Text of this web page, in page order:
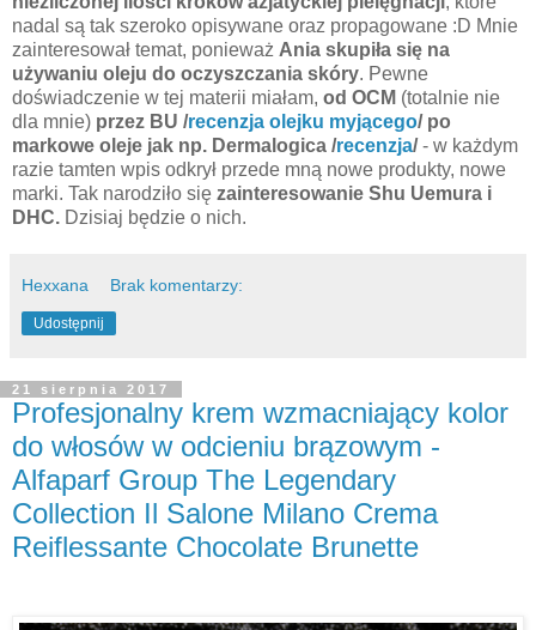
nadal są tak szeroko opisywane oraz propagowane :D Mnie
zainteresował temat, ponieważ Ania skupiła się na
używaniu oleju do oczyszczania skóry. Pewne
doświadczenie w tej materii miałam, od OCM (totalnie nie
dla mnie) przez BU /recenzja olejku myjącego/ po
markowe oleje jak np. Dermalogica /recenzja/- w każdym
razie tamten wpis odkrył przede mną nowe produkty, nowe
marki. Tak narodziło się zainteresowanie Shu Uemura i
DHC. Dzisiaj będzie o nich.
Hexxana Brak komentarzy:
Udostępnij
21 sierpnia 2017
Profesjonalny krem wzmacniający kolor
do włosów w odcieniu brązowym -
Alfaparf Group The Legendary
Collection Il Salone Milano Crema
Reiflessante Chocolate Brunette